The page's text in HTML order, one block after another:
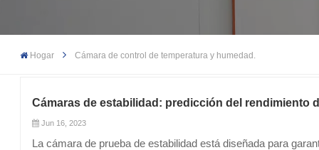
Hogar Cámara de control de temperatura y humedad.
Cámaras de estabilidad: predicción del rendimiento
Jun 16, 2023
La cámara de prueba de estabilidad está diseñada para